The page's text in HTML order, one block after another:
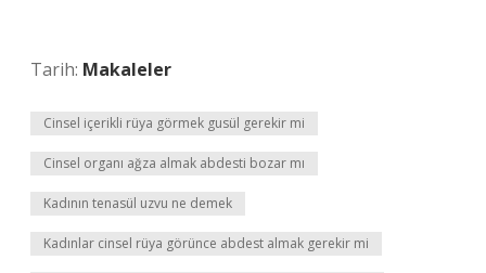
Tarih: Makaleler
Cinsel içerikli rüya görmek gusül gerekir mi
Cinsel organı ağza almak abdesti bozar mı
Kadının tenasül uzvu ne demek
Kadınlar cinsel rüya görünce abdest almak gerekir mi